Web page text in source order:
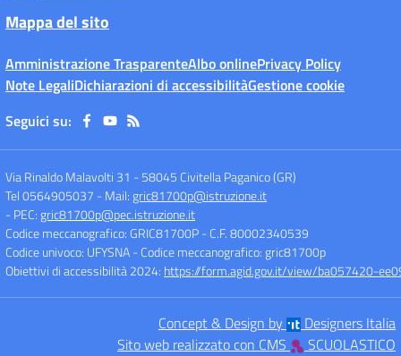
Mappa del sito
Amministrazione TrasparenteAlbo onlinePrivacy Policy
Note LegaliDichiarazioni di accessibilitàGestione cookie
Seguici su:
Via Rinaldo Malavolti 31 - 58045 Civitella Paganico (GR)
Tel 0564905037 - Mail:gric81700p@istruzione.it
- PEC:gric81700p@pec.istruzione.it
Codice meccanografico: GRIC81700P- C.F. 80002340539
Codice univoco: UFYSNA- Codice meccanografico: gric81700p
Obiettivi di accessibilità 2024: https://form.agid.gov.it/view/ba057420-
Concept & Design by
Designers Italia
Sito web realizzato con CMS
SCUOLASTICO